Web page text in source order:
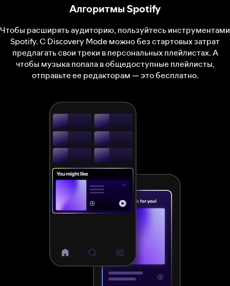
Алгоритмы Spotify
Чтобы расширять аудиторию, пользуйтесь инструментами
Spotify. С Discovery Mode можно без стартовых затрат
предлагать свои треки в персональных плейлистах. А
чтобы музыка попала в общедоступные плейлисты,
отправьте ее редакторам — это бесплатно.